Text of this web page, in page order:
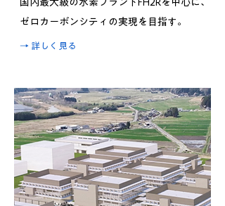
国内最大級の水素プラントFH2Rを中心に、
ゼロカーボンシティの実現を目指す。
​→ 詳しく見る